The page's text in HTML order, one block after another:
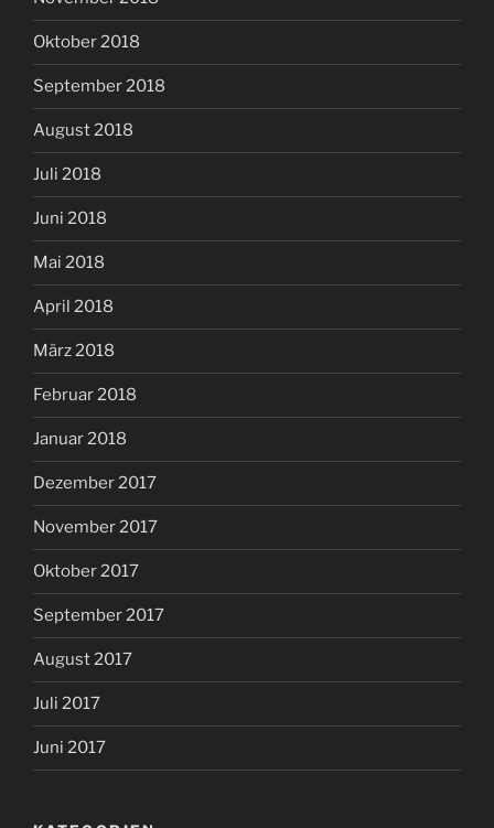
Oktober 2018
September 2018
August 2018
Juli 2018
Juni 2018
Mai 2018
April 2018
März 2018
Februar 2018
Januar 2018
Dezember 2017
November 2017
Oktober 2017
September 2017
August 2017
Juli 2017
Juni 2017